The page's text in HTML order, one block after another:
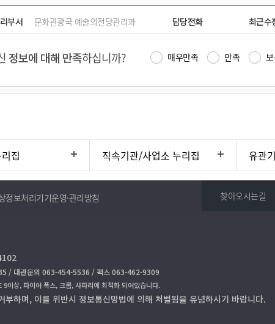
부서 문화관광국 예술의전당관리과 담당전화 최근수
정보에 대해 만족하십니까? 매우만족 만족
집 직속기관/사업소 누리집 유관
정보처리기기운영·관리방침 찾아오시는길
/ 대관문의 063-454-5536 / 팩스 063-462-9309
상, 파이어 폭스, 크롬, 사파리에 최적화 되어있습니다.
하며, 이를 위반시 정보통신망법에 의해 처벌됨을 유념하시기 바랍니다.